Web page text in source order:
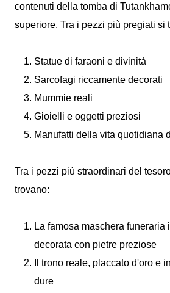
contenuti della tomba di
superiore. Tra i pezzi più pregiati si
Statue di faraoni e divinità
Sarcofagi riccamente decorati
Mummie reali
Gioielli e oggetti preziosi
Manufatti della vita quotidiana
Tra i pezzi più straordinari del
trovano:
La famosa maschera funeraria
decorata con pietre preziose
Il trono reale, placcato d'oro e
dure